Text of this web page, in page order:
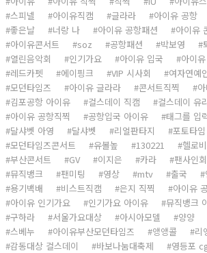
스피넬
아이유직캠 글라라 아이유 공항
좋은날
너랑 나 아이유 공항패션 아이유
아이유콘서트
soz 공항패션 박보영
열린음악회
인기가요 아이유 입국 아이
레드카펫
에이핑크 VIP 시사회 여자연예
모던타임즈
아이유 글라라 콘서트직찍
김포공항 아이유
걸스데이 직캠 걸스데이 유
아이유 공항직찍
공항입국 아이유 태그를 입
달샤벳 아영
달샤벳 리얼판타지 포토타임
모던타임즈콘서트
유볼높 130221 헬로
부산콘서트
GV 이지은 카라 팬사인회
뮤직뱅크
팬미팅 영상 mtv 출국
용기백배
비스트직캠 은지 직찍 아이유
아이유 인기가요
인기가요 아이유 뮤직뱅크
구하라
서울가요대상 아시아모델 양양
스베누
아이유부산모던타임즈 앵앵콜 리
감동대상 걸스데이
바보나눔대축제 영등포